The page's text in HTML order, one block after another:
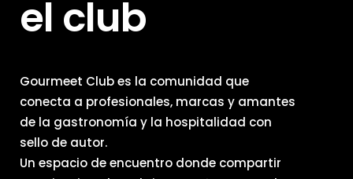
el club
Gourmeet Club es la comunidad que
conecta a profesionales, marcas y amantes
de la gastronomía y la hospitalidad con
sello de autor.
Un espacio de encuentro donde compartir